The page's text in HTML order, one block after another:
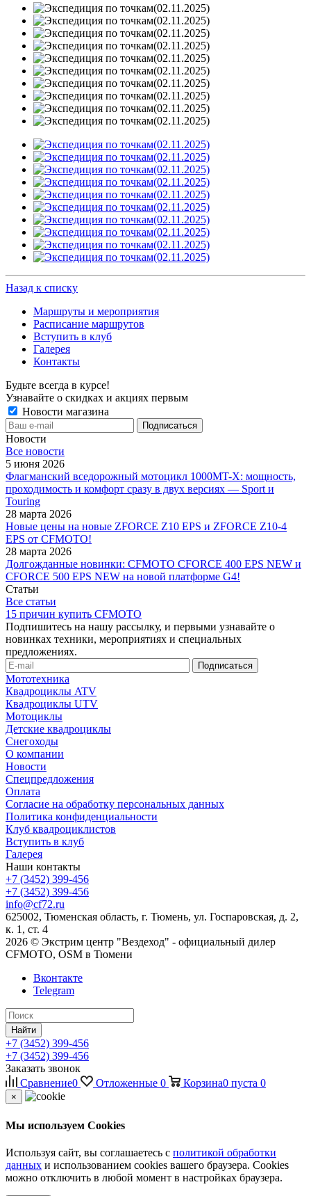
Назад к списку
Маршруты и мероприятия
Расписание маршрутов
Вступить в клуб
Галерея
Контакты
Будьте всегда в курсе!
Узнавайте о скидках и акциях первым
Новости магазина
Новости
Все новости
5 июня 2026
Флагманский вседорожный мотоцикл 1000MT-X: мощность,
проходимость и комфорт сразу в двух версиях — Sport и
Touring
28 марта 2026
Новые цены на новые ZFORCE Z10 EPS и ZFORCE Z10-4
EPS от CFMOTO!
28 марта 2026
Долгожданные новинки: CFMOTO CFORCE 400 EPS NEW и
CFORCE 500 EPS NEW на новой платформе G4!
Статьи
Все статьи
15 причин купить CFMOTO
Подпишитесь на нашу рассылку, и первыми узнавайте о
новинках техники, мероприятиях и специальных
предложениях.
Мототехника
Квадроциклы ATV
Квадроциклы UTV
Мотоциклы
Детские квадроциклы
Снегоходы
О компании
Новости
Спецпредложения
Оплата
Согласие на обработку персональных данных
Политика конфиденциальности
Клуб квадроциклистов
Вступить в клуб
Галерея
Наши контакты
+7 (3452) 399-456
+7 (3452) 399-456
info@cf72.ru
625002, Тюменская область, г. Тюмень, ул. Госпаровская, д. 2,
к. 1, ст. 4
2026 © Экстрим центр "Вездеход" - официальный дилер
CFMOTO, OSM в Тюмени
Вконтакте
Telegram
Найти
+7 (3452) 399-456
+7 (3452) 399-456
Заказать звонок
Сравнение0 Отложенные 0 Корзина0 пуста 0
×
Мы используем Cookies
Используя сайт, вы соглашаетесь с политикой обработки
данных и использованием cookies вашего браузера. Cookies
можно отключить в любой момент в настройках браузера.